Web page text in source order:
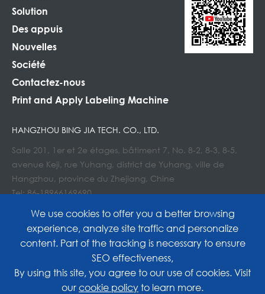
Solution
Des appuis
Nouvelles
Société
Contactez-nous
Print and Apply Labeling Machine
HANGZHOU BING JIA TECH. CO., LTD.
Salle 201, 1er et 2e étages, bâtiment 7, No. 8-2, 8-3, 8-5,
avenue Keji, rue Yuhang, district de Yuhang, ville de
Hangzhou, province du Zhejiang, Chine
Tel: 86-18966169690
Hangzhou Bing Jia Tech. Co., Ltd.
Rights Reserved.
We use cookies to offer you a better browsing
experience, analyze site traffic and personalize
content. Part of the tracking is necessary to ensure
SEO effectiveness,
By using this site, you agree to our use of cookies. Visit
ourcookie policyto learn more.